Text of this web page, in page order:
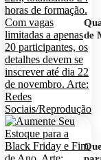
de